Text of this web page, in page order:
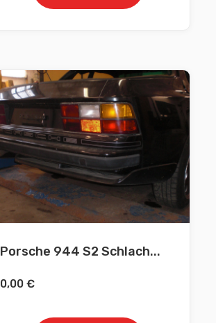
Porsche 944 S2 Schlach...
0,00 €